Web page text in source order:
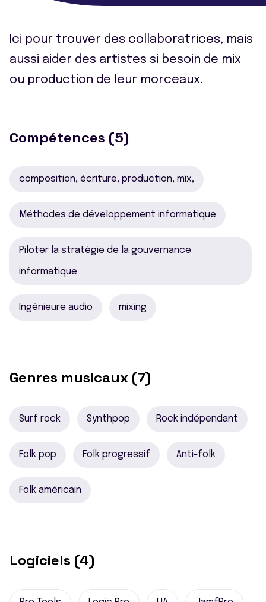
Ici pour trouver des collaboratrices, mais
aussi aider des artistes si besoin de mix
ou production de leur morceaux.
Compétences (5)
composition, écriture, production, mix,
Méthodes de développement informatique
Piloter la stratégie de la gouvernance
informatique
Ingénieure audio mixing
Genres musicaux (7)
Surf rock Synthpop Rock indépendant
Folk pop Folk progressif Anti-folk
Folk américain
Logiciels (4)